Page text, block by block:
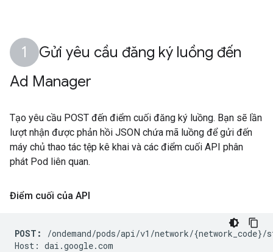
Gửi yêu cầu đăng ký luồng đến
Ad Manager
Tạo yêu cầu POST đến điểm cuối đăng ký luồng. Bạn sẽ lần
lượt nhận được phản hồi JSON chứa mã luồng để gửi đến
máy chủ thao tác tệp kê khai và các điểm cuối API phân
phát Pod liên quan.
Điểm cuối của API
POST:
/ondemand/pods/api/v1/network/
Host: dai.google.com